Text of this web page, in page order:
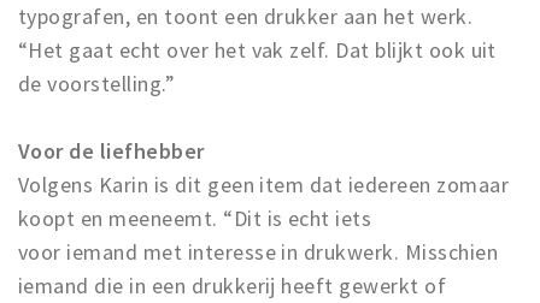
typografen, en toont een drukker aan het werk.
“Het gaat echt over het vak zelf. Dat blijkt ook uit
de voorstelling.”
Voor de liefhebber
Volgens Karin is dit geen item dat iedereen zomaar
koopt en meeneemt. “Dit is echt iets
voor iemand met interesse in drukwerk. Misschien
iemand die in een drukkerij heeft gewerkt of